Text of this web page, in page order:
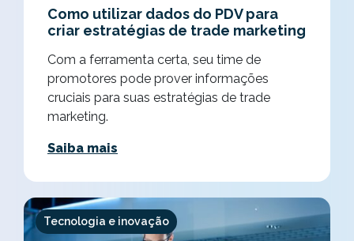
Como utilizar dados do PDV para
criar estratégias de trade marketing
Com a ferramenta certa, seu time de
promotores pode prover informações
cruciais para suas estratégias de trade
marketing.
Saiba mais
Tecnologia e inovação